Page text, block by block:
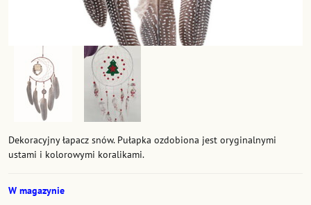
Dekoracyjny łapacz snów. Pułapka ozdobiona jest oryginalnymi
ustami i kolorowymi koralikami.
W magazynie